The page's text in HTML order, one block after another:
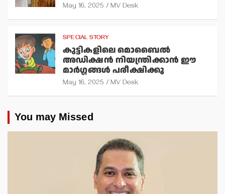
May 16, 2025 MV Desk
SPECIAL STORY
കുട്ടികളിലെ മൊബൈല്‍
അഡിക്ഷന്‍ നിയന്ത്രിക്കാന്‍ ഈ
മാര്‍ഗ്ഗങ്ങള്‍ പരീക്ഷിക്കൂ
May 16, 2025 MV Desk
You may Missed